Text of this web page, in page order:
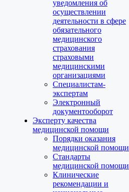
уведомления об
осуществлении
деятельности в сфере
обязательного
медицинского
страхования
страховыми
медицинскими
организациями
Специалистам-
экспертам
Электронный
документооборот
Эксперту качества
медицинской помощи
Порядки оказания
медицинской помощи
Стандарты
медицинской помощи
Клинические
рекомендации и